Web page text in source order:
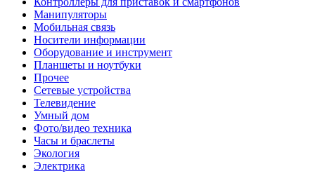
Манипуляторы
Мобильная связь
Носители информации
Оборудование и инструмент
Планшеты и ноутбуки
Прочее
Сетевые устройства
Телевидение
Умный дом
Фото/видео техника
Часы и браслеты
Экология
Электрика